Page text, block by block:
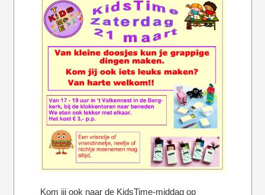
Kom jij ook naar de KidsTime-middag op